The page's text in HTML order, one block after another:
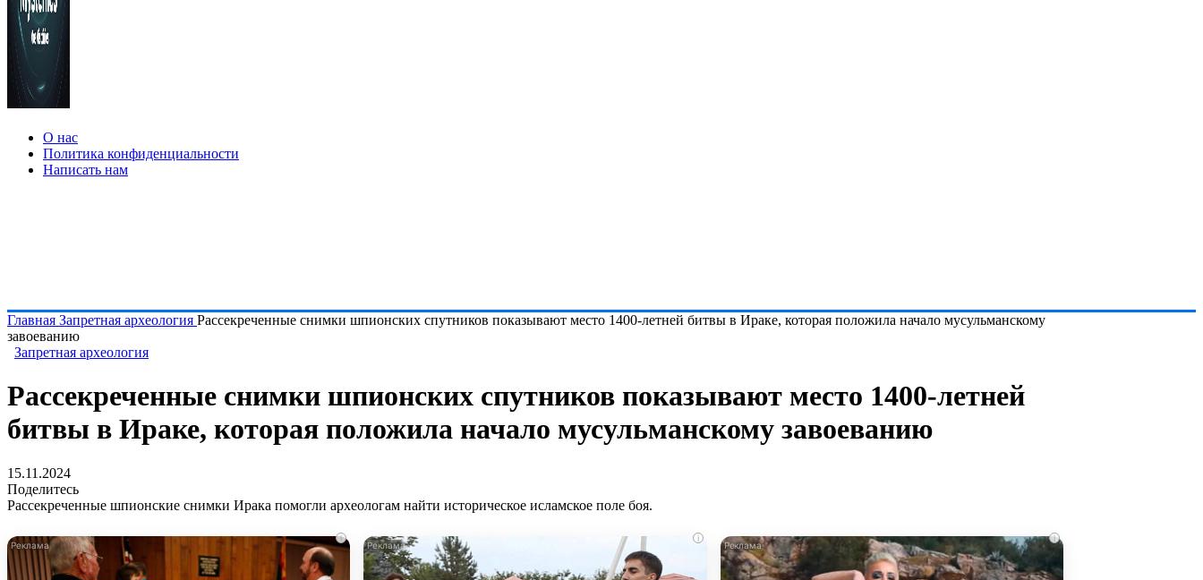
О нас
Политика конфиденциальности
Написать нам
Главная Запретная археология Рассекреченные снимки шпионских спутников показывают место 1400-летней битвы в Ираке, которая положила начало мусульманскому
завоеванию
Запретная археология
Рассекреченные снимки шпионских спутников показывают место 1400-летней
битвы в Ираке, которая положила начало мусульманскому завоеванию
15.11.2024
Поделитесь
Рассекреченные шпионские снимки Ирака помогли археологам найти историческое исламское поле боя.
i i i